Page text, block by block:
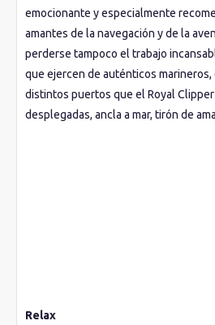
emocionante y especialmente
amantes de la navegación y de la
perderse tampoco el trabajo
que ejercen de auténticos marineros,
distintos puertos que el Royal
desplegadas, ancla a mar, tirón de
Relax